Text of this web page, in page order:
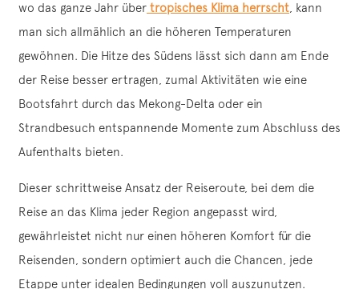
wo das ganze Jahr über tropisches Klima herrscht , kann
man sich allmählich an die höheren Temperaturen
gewöhnen. Die Hitze des Südens lässt sich dann am Ende
der Reise besser ertragen, zumal Aktivitäten wie eine
Bootsfahrt durch das Mekong-Delta oder ein
Strandbesuch entspannende Momente zum Abschluss des
Aufenthalts bieten.
Dieser schrittweise Ansatz der Reiseroute, bei dem die
Reise an das Klima jeder Region angepasst wird,
gewährleistet nicht nur einen höheren Komfort für die
Reisenden, sondern optimiert auch die Chancen, jede
Etappe unter idealen Bedingungen voll auszunutzen.